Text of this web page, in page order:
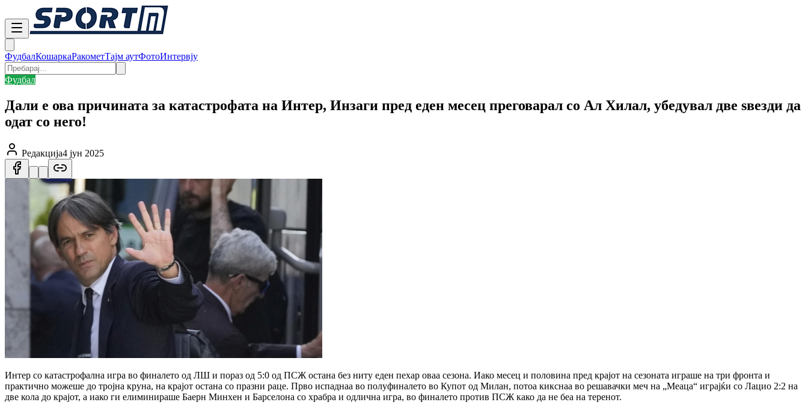
ФудбалКошаркаРакометТајм аутФотоИнтервју
Фудбал
Дали е ова причината за катастрофата на Интер, Инзаги пред еден месец преговарал со Ал Хилал, убедувал две ѕвезди да
одат со него!
Редакција4 јун 2025
Интер со катастрофална игра во финалето од ЛШ и пораз од 5:0 од ПСЖ остана без ниту еден пехар оваа сезона. Иако месец и половина пред крајот на сезоната играше на три фронта и
практично можеше до тројна круна, на крајот остана со празни раце. Прво испаднаа во полуфиналето во Купот од Милан, потоа кикснаа во решавачки меч на „Меаца“ играјќи со Лацио 2:2 на
две кола до крајот, а иако ги елиминираше Баерн Минхен и Барселона со храбра и одлична игра, во финалето против ПСЖ како да не беа на теренот.